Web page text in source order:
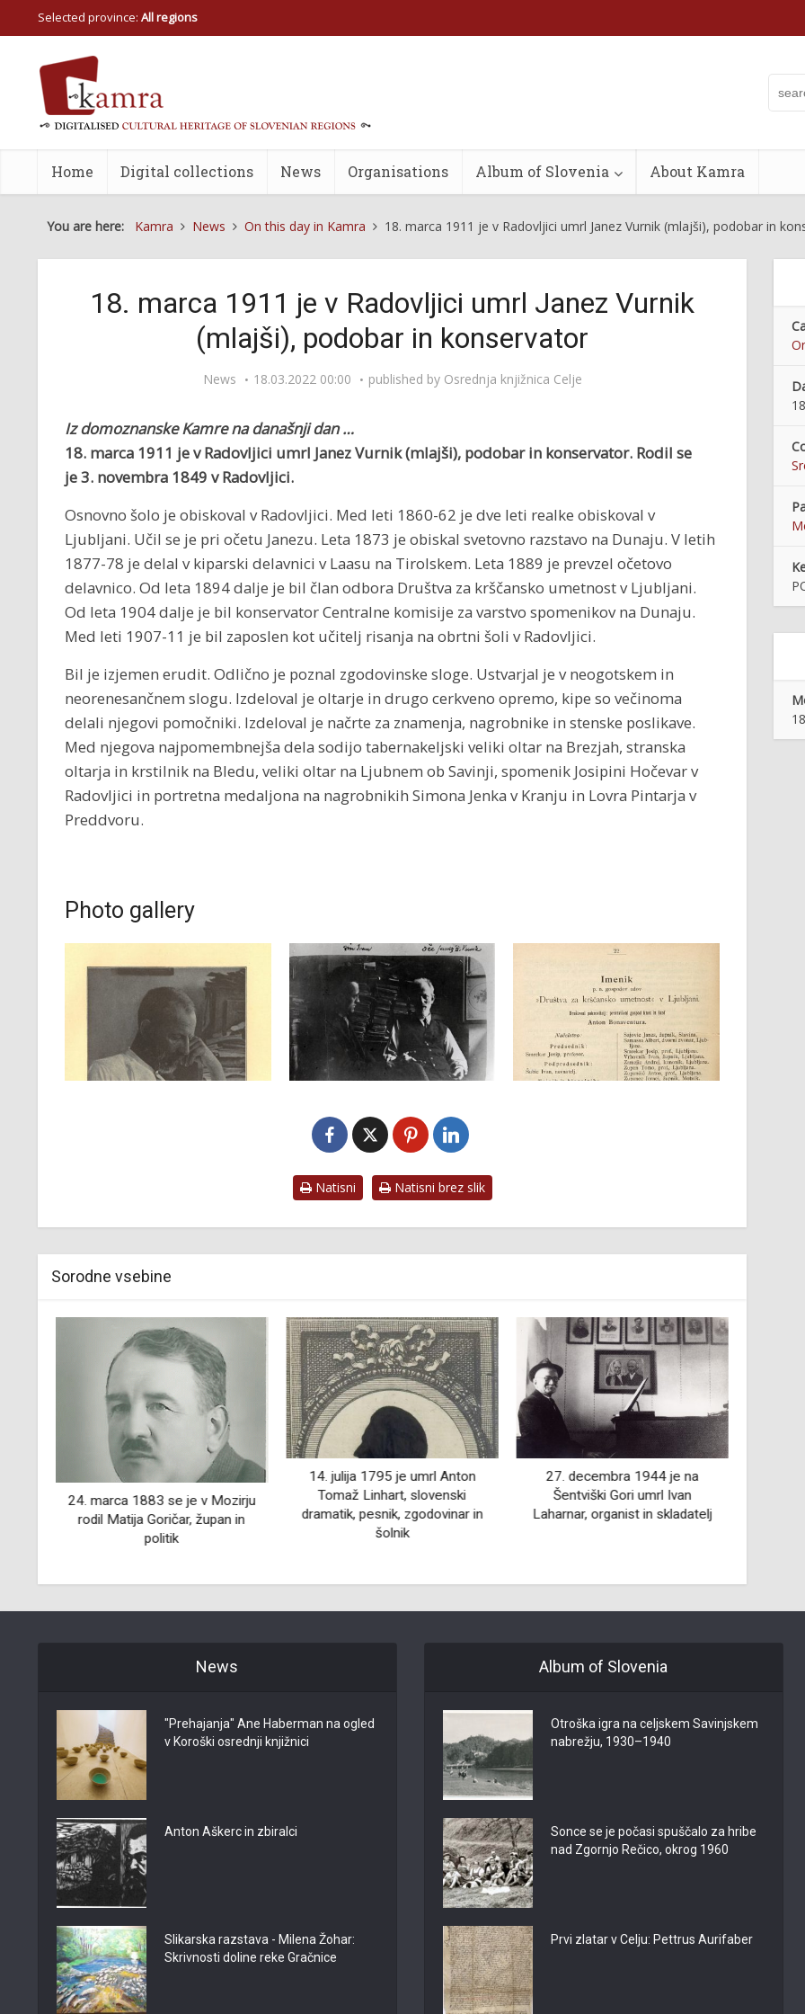
Selected province: All regions
Home Digital collections News Organisations Album of Slovenia About Kamra
You are here: Kamra News On this day in Kamra 18. marca 1911 je v Radovljici umrl Janez Vurnik (mlajši), podobar in
18. marca 1911 je v Radovljici umrl Janez Vurnik
(mlajši), podobar in konservator
News 18.03.2022 00:00 published by Osrednja knjižnica Celje
Iz domoznanske Kamre na današnji dan …
18. marca 1911 je v Radovljici umrl Janez Vurnik (mlajši), podobar in konservator. Rodil se
je3. novembra 1849 v Radovljici.
Osnovno šolo je obiskoval v Radovljici. Med leti 1860-62 je dve leti realke obiskoval v
Ljubljani. Učil se je pri očetu Janezu. Leta 1873 je obiskal svetovno razstavo na Dunaju. V letih
1877-78 je delal v kiparski delavnici v Laasu na Tirolskem. Leta 1889 je prevzel očetovo
delavnico. Od leta 1894 dalje je bil član odbora Društva za krščansko umetnost v Ljubljani.
Od leta 1904 dalje je bil konservator Centralne komisije za varstvo spomenikov na Dunaju.
Med leti 1907-11 je bil zaposlen kot učitelj risanja na obrtni šoli v Radovljici.
Bil je izjemen erudit. Odlično je poznal zgodovinske sloge. Ustvarjal je v neogotskem in
neorenesančnem slogu. Izdeloval je oltarje in drugo cerkveno opremo, kipe so večinoma
delali njegovi pomočniki. Izdeloval je načrte za znamenja, nagrobnike in stenske poslikave.
Med njegova najpomembnejša dela sodijo tabernakeljski veliki oltar na Brezjah, stranska
oltarja in krstilnik na Bledu, veliki oltar na Ljubnem ob Savinji, spomenik Josipini Hočevar v
Radovljici in portretna medaljona na nagrobnikih Simona Jenka v Kranju in Lovra Pintarja v
Preddvoru.
Photo gallery
Natisni Natisni brez slik
Sorodne vsebine
24. marca 1883 se je v Mozirju
rodil Matija Goričar, župan in
politik
14. julija 1795 je umrl Anton
Tomaž Linhart, slovenski
dramatik, pesnik, zgodovinar in
šolnik
27. decembra 1944 je na
Šentviški Gori umrl Ivan
Laharnar, organist in skladatelj
News
"Prehajanja" Ane Haberman na ogled
v Koroški osrednji knjižnici
Anton Aškerc in zbiralci
Slikarska razstava - Milena Žohar:
Skrivnosti doline reke Gračnice
Album of Slovenia
Otroška igra na celjskem Savinjskem
nabrežju, 1930–1940
Sonce se je počasi spuščalo za hribe
nad Zgornjo Rečico, okrog 1960
Prvi zlatar v Celju: Pettrus Aurifaber